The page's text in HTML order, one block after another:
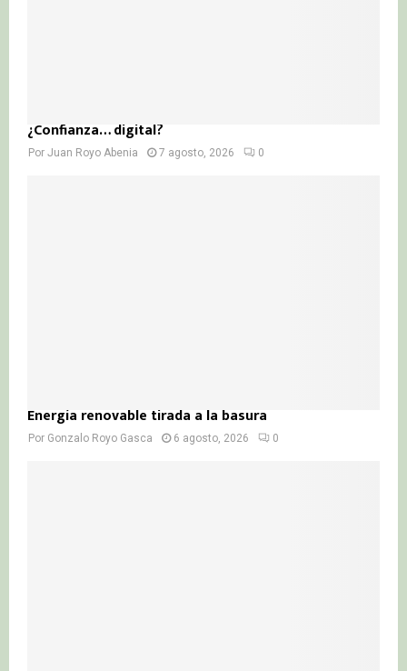
¿Confianza… digital?
Por Juan Royo Abenia 7 agosto, 2026 0
Energía renovable tirada a la basura
Por Gonzalo Royo Gasca 6 agosto, 2026 0